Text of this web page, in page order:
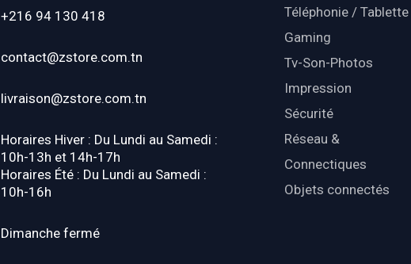
+216 94 130 418
contact@zstore.com.tn
livraison@zstore.com.tn
Horaires Hiver : Du Lundi au Samedi :
10h-13h et 14h-17h
Horaires Été : Du Lundi au Samedi :
10h-16h
Dimanche fermé
Téléphonie / Tablette
Gaming
Tv-Son-Photos
Impression
Sécurité
Réseau &
Connectiques
Objets connectés